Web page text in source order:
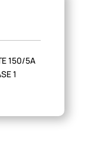
150/5A
1